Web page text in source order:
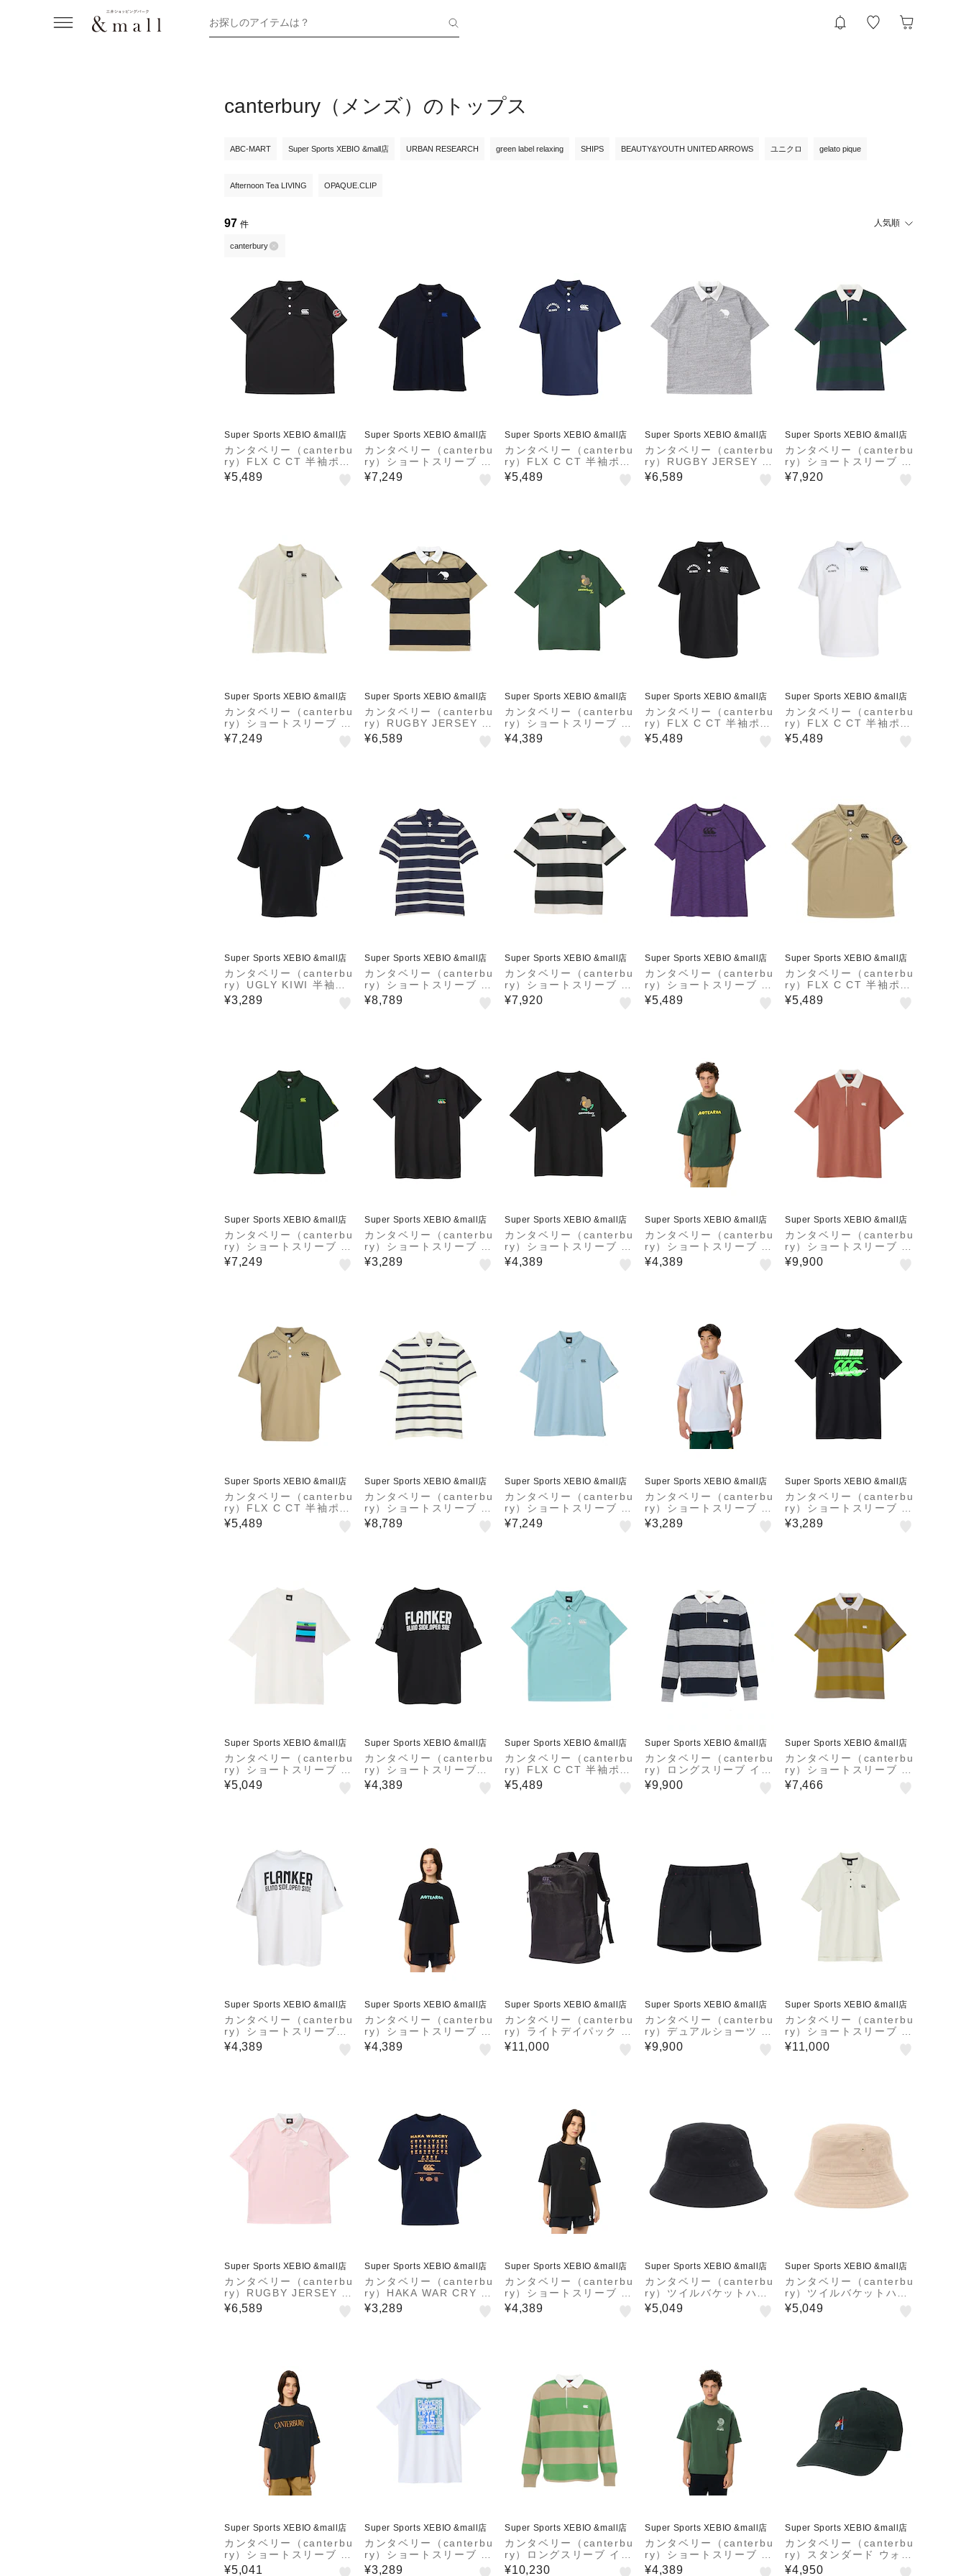
お探しのアイテムは？
canterbury（メンズ）のトップス
ABC-MART Super Sports XEBIO &mall店 URBAN RESEARCH green label relaxing SHIPS BEAUTY&YOUTH UNITED ARROWS ユニクロ gelato pique
Afternoon Tea LIVING OPAQUE.CLIP
97 件 人気順
canterbury
Super Sports XEBIO &mall店
カンタベリー（canterbu
ry）FLX C CT 半袖ポロ
シャツ RSU32649 K
¥5,489
Super Sports XEBIO &mall店
カンタベリー（canterbu
ry）ショートスリーブ フ
レックスクールコントロ
ールポロ RSU32620 N
¥7,249
Super Sports XEBIO &mall店
カンタベリー（canterbu
ry）FLX C CT 半袖ポロ
シャツ RSU32643 N
¥5,489
Super Sports XEBIO &mall店
カンタベリー（canterbu
ry）RUGBY JERSEY 半
袖ポロシャツ RSU3260
8 MG
¥6,589
Super Sports XEBIO &mall店
カンタベリー（canterbu
ry）ショートスリーブ イ
ングランドタイプ ラグビ
ージャージー RSU3262
¥7,920
Super Sports XEBIO &mall店
カンタベリー（canterbu
ry）ショートスリーブ フ
レックスクールコントロ
ールポロ RSU32620 O
¥7,249
Super Sports XEBIO &mall店
カンタベリー（canterbu
ry）RUGBY JERSEY 半
袖ポロシャツ RSU3260
8 KK
¥6,589
Super Sports XEBIO &mall店
カンタベリー（canterbu
ry）ショートスリーブ キ
ウイ Tシャツ RSU3261
7 FG
¥4,389
Super Sports XEBIO &mall店
カンタベリー（canterbu
ry）FLX C CT 半袖ポロ
シャツ RSU32643 K
¥5,489
Super Sports XEBIO &mall店
カンタベリー（canterbu
ry）FLX C CT 半袖ポロ
シャツ RSU32643 W
¥5,489
Super Sports XEBIO &mall店
カンタベリー（canterbu
ry）UGLY KIWI 半袖T
シャツ RSU32633 K
¥3,289
Super Sports XEBIO &mall店
カンタベリー（canterbu
ry）ショートスリーブ ラ
ガーポロ RSU32619 N2
¥8,789
Super Sports XEBIO &mall店
カンタベリー（canterbu
ry）ショートスリーブ イ
ングランドタイプ ラグビ
ージャージー RSU3262
¥7,920
Super Sports XEBIO &mall店
カンタベリー（canterbu
ry）ショートスリーブ ワ
ークアウトTシャツ RTM
32613 PP
¥5,489
Super Sports XEBIO &mall店
カンタベリー（canterbu
ry）FLX C CT 半袖ポロ
シャツ RSU32649 KK
¥5,489
Super Sports XEBIO &mall店
カンタベリー（canterbu
ry）ショートスリーブ フ
レックスクールコントロ
ールポロ RSU32620 FG
¥7,249
Super Sports XEBIO &mall店
カンタベリー（canterbu
ry）ショートスリーブ ア
グリーキウイトレーニン
グ Tシャツ RGM32607
¥3,289
Super Sports XEBIO &mall店
カンタベリー（canterbu
ry）ショートスリーブ キ
ウイ Tシャツ RSU3261
7 K
¥4,389
Super Sports XEBIO &mall店
カンタベリー（canterbu
ry）ショートスリーブ ア
オテアロア Tシャツ RS
U32618 FG
¥4,389
Super Sports XEBIO &mall店
カンタベリー（canterbu
ry）ショートスリーブ イ
ングランドタイプ ラグビ
ージャージー RSU3262
¥9,900
Super Sports XEBIO &mall店
カンタベリー（canterbu
ry）FLX C CT 半袖ポロ
シャツ RSU32643 KK
¥5,489
Super Sports XEBIO &mall店
カンタベリー（canterbu
ry）ショートスリーブ ラ
ガーポロ RSU32619 O2
¥8,789
Super Sports XEBIO &mall店
カンタベリー（canterbu
ry）ショートスリーブ フ
レックスクールコントロ
ールポロ RSU32620 BG
¥7,249
Super Sports XEBIO &mall店
カンタベリー（canterbu
ry）ショートスリーブ ア
グリーキウイトレーニン
グ Tシャツ RGM32607
¥3,289
Super Sports XEBIO &mall店
カンタベリー（canterbu
ry）ショートスリーブ キ
ウイバードトレーニング
Tシャツ RGM32610 K
¥3,289
Super Sports XEBIO &mall店
カンタベリー（canterbu
ry）ショートスリーブ ス
トライプポケットTシャ
ツ RSU32601 OW
¥5,049
Super Sports XEBIO &mall店
カンタベリー（canterbu
ry）ショートスリーブラ
グビーポジションTシャ
ツ RSU32602 K
¥4,389
Super Sports XEBIO &mall店
カンタベリー（canterbu
ry）FLX C CT 半袖ポロ
シャツ RSU32643 BG
¥5,489
Super Sports XEBIO &mall店
カンタベリー（canterbu
ry）ロングスリーブ イン
グランドタイプ ラグビー
ジャージー RSU42627
¥9,900
Super Sports XEBIO &mall店
カンタベリー（canterbu
ry）ショートスリーブ イ
ングランドタイプ ラグビ
ージャージー RSU3262
¥7,466
Super Sports XEBIO &mall店
カンタベリー（canterbu
ry）ショートスリーブラ
グビーポジションTシャ
ツ RSU32602 OW
¥4,389
Super Sports XEBIO &mall店
カンタベリー（canterbu
ry）ショートスリーブ ア
オテアロア Tシャツ RS
U32618 K
¥4,389
Super Sports XEBIO &mall店
カンタベリー（canterbu
ry）ライトデイパック A
B025835 19
¥11,000
Super Sports XEBIO &mall店
カンタベリー（canterbu
ry）デュアルショーツ R
TM22605 K
¥9,900
Super Sports XEBIO &mall店
カンタベリー（canterbu
ry）ショートスリーブ メ
ディアポロ RG325584
30
¥11,000
Super Sports XEBIO &mall店
カンタベリー（canterbu
ry）RUGBY JERSEY 半
袖ポロシャツ RSU3260
8 BP
¥6,589
Super Sports XEBIO &mall店
カンタベリー（canterbu
ry）HAKA WAR CRY 半
袖Tシャツ RSU32634 N
¥3,289
Super Sports XEBIO &mall店
カンタベリー（canterbu
ry）ショートスリーブ ハ
カ ウォークライ Tシャツ
RSU32616 K
¥4,389
Super Sports XEBIO &mall店
カンタベリー（canterbu
ry）ツイルバケットハッ
ト AC025732 19
¥5,049
Super Sports XEBIO &mall店
カンタベリー（canterbu
ry）ツイルバケットハッ
ト AC025732 34
¥5,049
Super Sports XEBIO &mall店
カンタベリー（canterbu
ry）ショートスリーブ フ
ットボールTシャツ RSU
¥5,041
Super Sports XEBIO &mall店
カンタベリー（canterbu
ry）ショートスリーブ ケ
ーオーティートレーニン
¥3,289
Super Sports XEBIO &mall店
カンタベリー（canterbu
ry）ロングスリーブ イン
グランドタイプ ラグビー
¥10,230
Super Sports XEBIO &mall店
カンタベリー（canterbu
ry）ショートスリーブ ハ
カ ウォークライ Tシャツ
¥4,389
Super Sports XEBIO &mall店
カンタベリー（canterbu
ry）スタンダード ウォッ
シュド アイコン キャッ
¥4,950